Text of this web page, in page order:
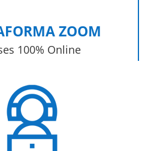
ZOOM
100% Online